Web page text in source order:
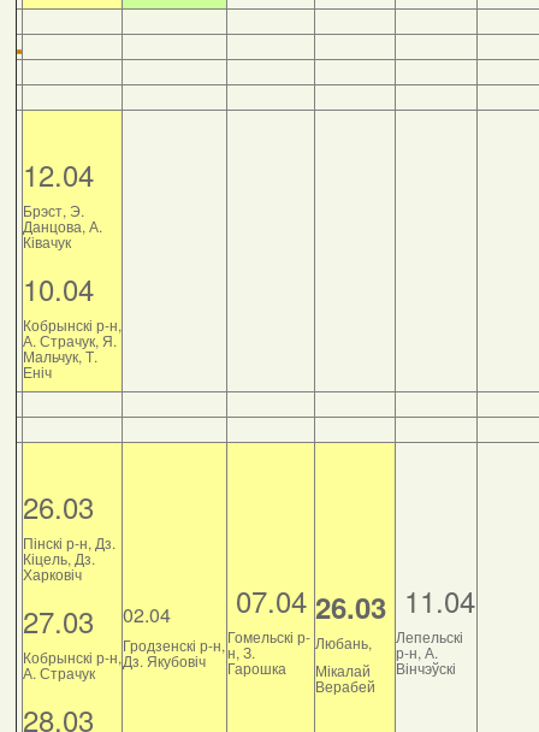
12.04
Брэст, Э.
Данцова, А.
Ківачук
10.04
Кобрынскі р-н,
А. Страчук, Я.
Мальчук, Т.
Еніч
26.03
Пінскі р-н, Дз.
Кіцель, Дз.
Харковіч
27.03
Кобрынскі р-н,
А. Страчук
28.03
02.04
Гродзенскі р-н,
Дз. Якубовіч
07.04
Гомельскі р-
н, З.
Гарошка
26.03
Любань,
Мікалай
Верабей
11.04
Лепельскі
р-н, А.
Вінчэўскі